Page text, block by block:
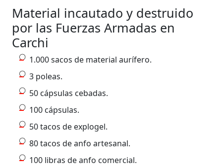
Material incautado y destruido
por las Fuerzas Armadas en
Carchi
1.000 sacos de material aurífero.
3 poleas.
50 cápsulas cebadas.
100 cápsulas.
50 tacos de explogel.
80 tacos de anfo artesanal.
100 libras de anfo comercial.